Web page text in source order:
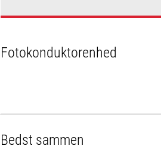
Fotokonduktorenhed
Bedst sammen